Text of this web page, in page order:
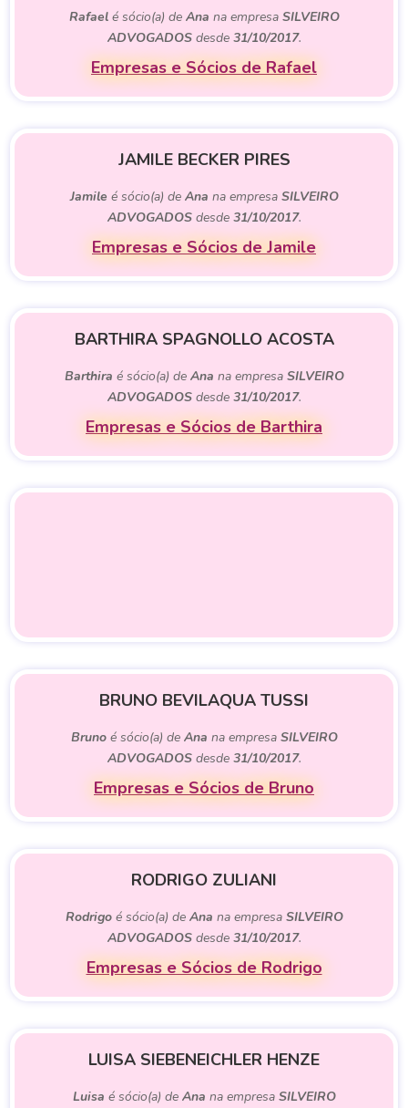
Rafaelé sócio(a) de Ana na empresa SILVEIRO
ADVOGADOSdesde 31/10/2017.
Empresas e Sócios de Rafael
JAMILE BECKER PIRES
Jamile é sócio(a) de Ana na empresa SILVEIRO
ADVOGADOSdesde 31/10/2017.
Empresas e Sócios de Jamile
BARTHIRA SPAGNOLLO ACOSTA
Barthira é sócio(a) de Ana na empresa SILVEIRO
ADVOGADOSdesde 31/10/2017.
Empresas e Sócios de Barthira
BRUNO BEVILAQUA TUSSI
Brunoé sócio(a) de Ana na empresa SILVEIRO
ADVOGADOSdesde 31/10/2017.
Empresas e Sócios de Bruno
RODRIGO ZULIANI
Rodrigoé sócio(a) de Ana na empresa SILVEIRO
ADVOGADOSdesde 31/10/2017.
Empresas e Sócios de Rodrigo
LUISA SIEBENEICHLER HENZE
Luisa é sócio(a) de Ana na empresa SILVEIRO